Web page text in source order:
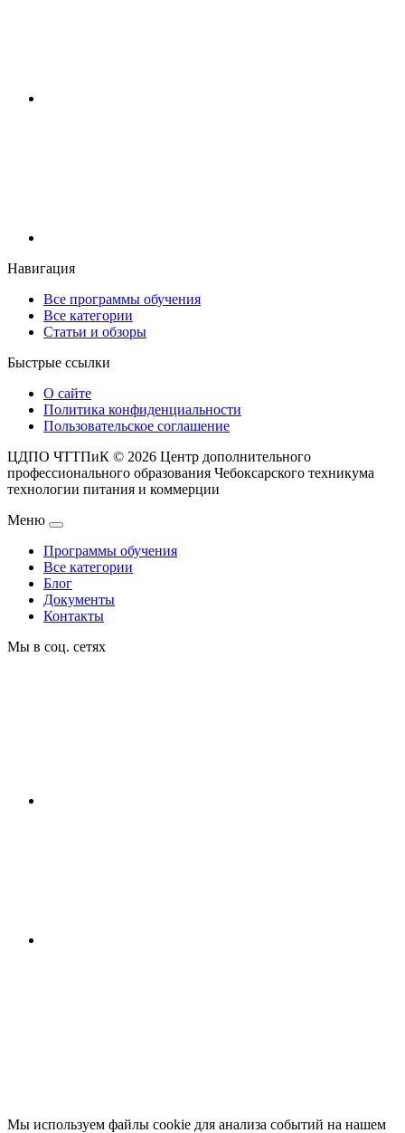
Навигация
Все программы обучения
Все категории
Статьи и обзоры
Быстрые ссылки
О сайте
Политика конфиденциальности
Пользовательское соглашение
ЦДПО ЧТТПиК © 2026 Центр дополнительного
профессионального образования Чебоксарского техникума
технологии питания и коммерции
Меню
Программы обучения
Все категории
Блог
Документы
Контакты
Мы в соц. сетях
Мы используем файлы cookie для анализа событий на нашем